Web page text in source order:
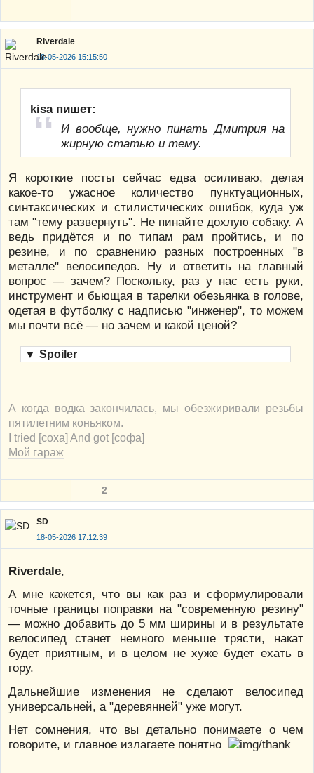
Riverdale
18-05-2026 15:15:50
kisa пишет:
И вообще, нужно пинать Дмитрия на
жирную статью и тему.
Я короткие посты сейчас едва осиливаю, делая
какое-то ужасное количество пунктуационных,
синтаксических и стилистических ошибок, куда уж
там "тему развернуть". Не пинайте дохлую собаку. А
ведь придётся и по типам рам пройтись, и по
резине, и по сравнению разных построенных "в
металле" велосипедов. Ну и ответить на главный
вопрос — зачем? Поскольку, раз у нас есть руки,
инструмент и бьющая в тарелки обезьянка в голове,
одетая в футболку с надписью "инженер", то можем
мы почти всё — но зачем и какой ценой?
▼ Spoiler
А когда водка закончилась, мы обезжиривали резьбы
пятилетним коньяком.
I tried [соха] And got [софа]
Мой гараж
2
SD
18-05-2026 17:12:39
Riverdale,
А мне кажется, что вы как раз и сформулировали
точные границы поправки на "современную резину"
— можно добавить до 5 мм ширины и в результате
велосипед станет немного меньше трясти, накат
будет приятным, и в целом не хуже будет ехать в
гору.
Дальнейшие изменения не сделают велосипед
универсальней, а "деревянней" уже могут.
Нет сомнения, что вы детально понимаете о чем
говорите, и главное излагаете понятно